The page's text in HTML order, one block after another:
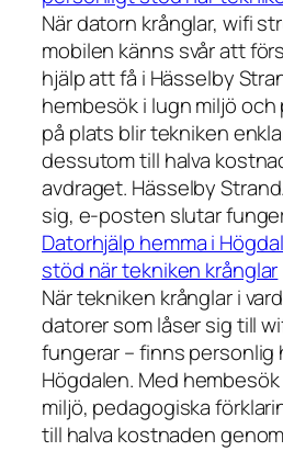
När datorn krånglar, wifi
mobilen känns svår att
hjälp att få i Hässelby
hembesök i lugn miljö
på plats blir tekniken
dessutom till halva
avdraget. Hässelby
sig, e-posten slutar
Datorhjälp hemma i
stöd när tekniken krånglar
När tekniken krånglar i
datorer som låser sig till
fungerar – finns personlig
Högdalen. Med
miljö, pedagogiska
till halva kostnaden